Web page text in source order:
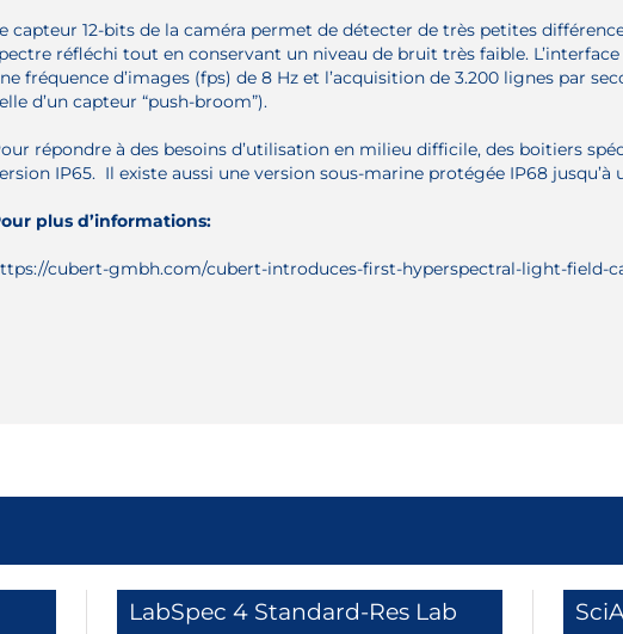
capteur 12-bits de la caméra permet de détecter de très petites
réfléchi tout en conservant un niveau de bruit très faible.
fréquence d’images (fps) de 8 Hz et l’acquisition de 3.200 lignes par
d’un capteur “push-broom”).
répondre à des besoins d’utilisation en milieu difficile, des boitiers
IP65. Il existe aussi une version sous-marine protégée IP68 jusqu’à
plus d’informations:
cubert-gmbh.com/cubert-introduces-first-hyperspectral-light-field-
LabSpec 4 Standard-Res Lab